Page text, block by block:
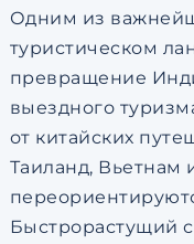
Одним из
туристическом
превращение
выездного
от китайских
Таиланд, Вьетнам
Быстрорастущий